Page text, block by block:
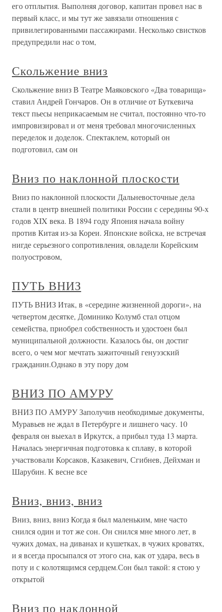
его отплытия. Выполняя договор, капитан провел нас в
первый класс, и мы тут же завязали отношения с
привилегированными пассажирами. Несколько свистков
предупредили нас о том,
Скольжение вниз
Скольжение вниз В Театре Маяковского «Два товарища»
ставил Андрей Гончаров. Он в отличие от Буткевича
текст пьесы неприкасаемым не считал, постоянно что-то
импровизировал и от меня требовал многочисленных
переделок и доделок. Спектаклем, который он
подготовил, сам он
Вниз по наклонной плоскости
Вниз по наклонной плоскости Дальневосточные дела
стали в центр внешней политики России с середины 90-х
годов XIX века. В 1894 году Япония начала войну
против Китая из-за Кореи. Японские войска, не встречая
нигде серьезного сопротивления, овладели Корейским
полуостровом,
ПУТЬ ВНИЗ
ПУТЬ ВНИЗ Итак, в «середине жизненной дороги», на
четвертом десятке, Доминико Колумб стал отцом
семейства, приобрел собственность и удостоен был
муниципальной должности. Казалось бы, он достиг
всего, о чем мог мечтать зажиточный генуэзский
гражданин.Однако в эту пору дом
ВНИЗ ПО АМУРУ
ВНИЗ ПО АМУРУ Заполучив необходимые документы,
Муравьев не ждал в Петербурге и лишнего часу. 10
февраля он выехал в Иркутск, а прибыл туда 13 марта.
Началась энергичная подготовка к сплаву, в которой
участвовали Корсаков, Казакевич, Сгибнев, Дейхман и
Шарубин. К весне все
Вниз, вниз, вниз
Вниз, вниз, вниз Когда я был маленьким, мне часто
снился один и тот же сон. Он снился мне много лет, в
чужих домах, на диванах и кушетках, в чужих кроватях,
и я всегда просыпался от этого сна, как от удара, весь в
поту и с колотящимся сердцем.Сон был такой: я стою у
открытой
Вниз по наклонной